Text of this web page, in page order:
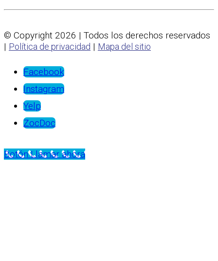
© Copyright 2026 | Todos los derechos reservados
| Política de privacidad | Mapa del sitio
Facebook
Instagram
Yelp
ZocDoc
Botón Llamar ahora